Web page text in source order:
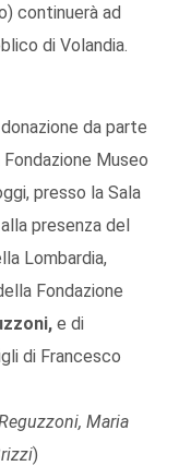
continuerà ad
di Volandia.
da parte
Museo
presso la Sala
presenza del
Lombardia,
Fondazione
e di
di Francesco
Maria
)